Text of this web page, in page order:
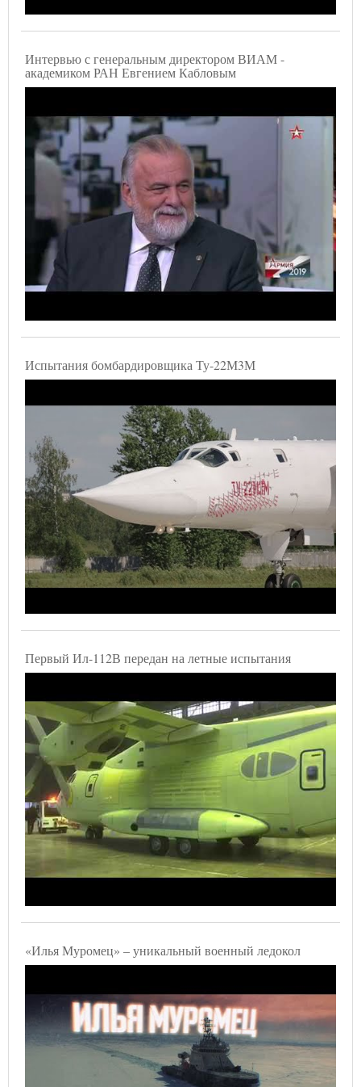
Интервью с генеральным директором ВИАМ -
академиком РАН Евгением Кабловым
Испытания бомбардировщика Ту-22М3М
Первый Ил-112В передан на летные испытания
«Илья Муромец» – уникальный военный ледокол